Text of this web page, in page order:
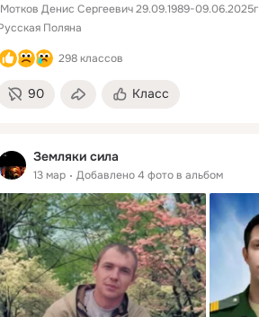
Мотков Денис Сергеевич 29.09.1989-09.06.2025г
298 классов
90 Класс
Земляки сила
13 мар Добавлено 4 фото в альбом